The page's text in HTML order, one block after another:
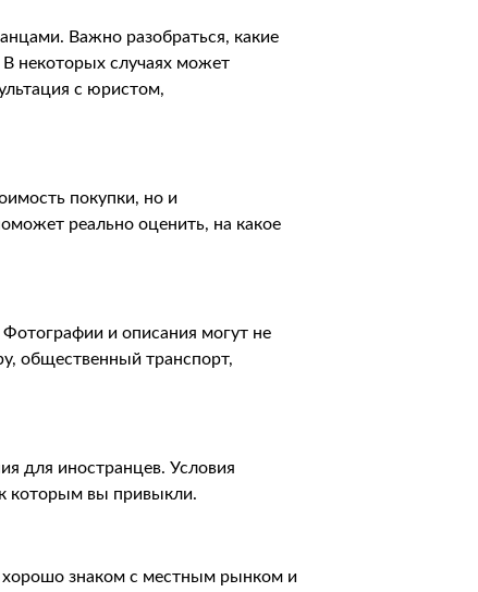
Важно разобраться, какие
некоторых случаях может
с юристом,
покупки, но и
реально оценить, на какое
и описания могут не
общественный транспорт,
для иностранцев. Условия
которым вы привыкли.
знаком с местным рынком и